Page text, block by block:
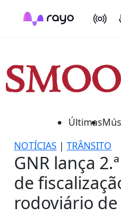
On Air
Últimas
NOTÍCIAS | TRÂNSITO
GNR lança
de
rodoviário